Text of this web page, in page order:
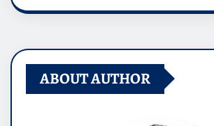
ABOUT AUTHOR